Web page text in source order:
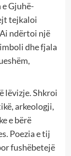
Gjuhë-
tejkaloi
ndërtoi një
dhe fjala
lëvizje. Shkroi
arkeologji,
e bërë
Poezia e tij
fushëbetejë